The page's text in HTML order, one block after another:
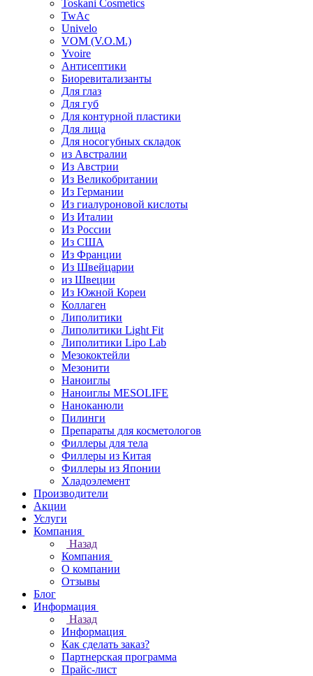
Toskani Cosmetics
TwAc
Univelo
VOM (V.O.M.)
Yvoire
Антисептики
Биоревитализанты
Для глаз
Для губ
Для контурной пластики
Для лица
Для носогубных складок
из Австралии
Из Австрии
Из Великобритании
Из Германии
Из гиалуроновой кислоты
Из Италии
Из России
Из США
Из Франции
Из Швейцарии
из Швеции
Из Южной Кореи
Коллаген
Липолитики
Липолитики Light Fit
Липолитики Lipo Lab
Мезококтейли
Мезонити
Наноиглы
Наноиглы MESOLIFE
Наноканюли
Пилинги
Препараты для косметологов
Филлеры для тела
Филлеры из Китая
Филлеры из Японии
Хладоэлемент
Производители
Акции
Услуги
Компания
Назад
Компания
О компании
Отзывы
Блог
Информация
Назад
Информация
Как сделать заказ?
Партнерская программа
Прайс-лист